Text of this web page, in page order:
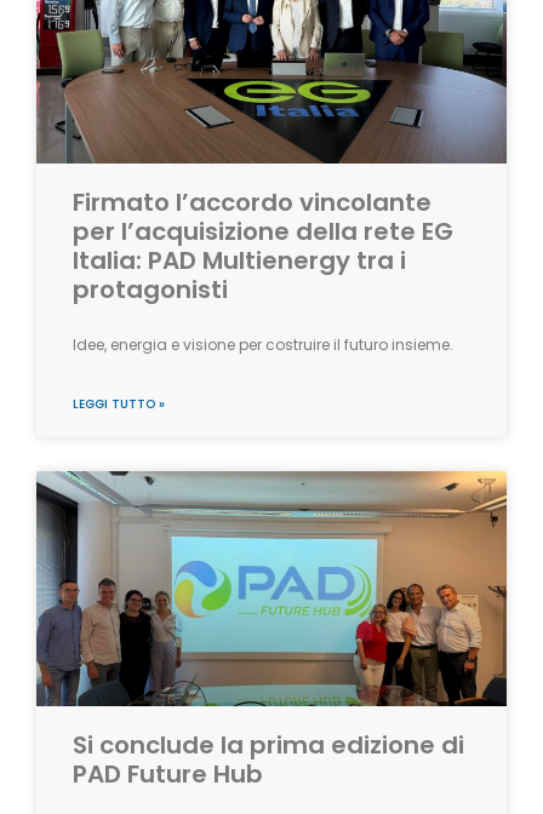
Firmato l’accordo vincolante
per l’acquisizione della rete EG
Italia: PAD Multienergy tra i
protagonisti
Idee, energia e visione per costruire il futuro insieme.
LEGGI TUTTO »
Si conclude la prima edizione di
PAD Future Hub